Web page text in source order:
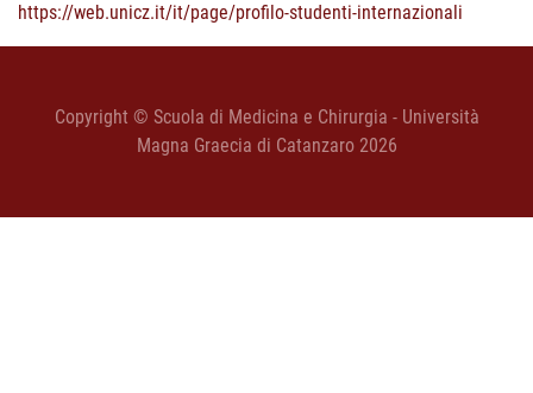
https://web.unicz.it/it/page/profilo-studenti-internazionali
Copyright © Scuola di Medicina e Chirurgia - Università
Magna Graecia di Catanzaro 2026